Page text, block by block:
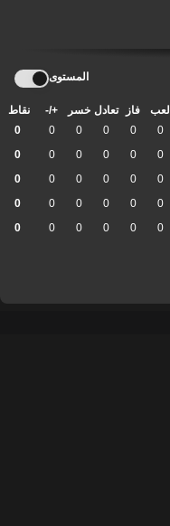
المستوى
لعب فاز تعادل خسر +/- نقاط
0
0
0
0
0
0
0
0
0
0
0
0
0
0
0
0
0
0
0
0
0
0
0
0
0
0
0
0
0
0